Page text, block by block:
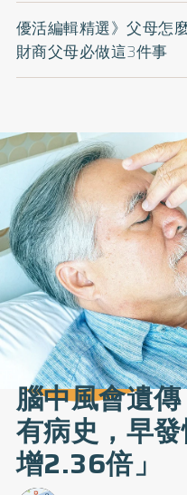
優活編輯精選》父母怎
財商父母必做這3件事
腦中風會遺
有病史，早
增2.36倍」